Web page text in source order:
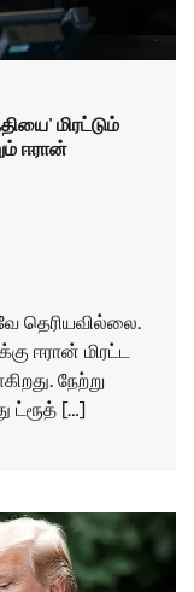
மிரட்டும்
ஈரான்
தெரியவில்லை.
ஈரான் மிரட்ட
நேற்று
ட்ரூத் […]